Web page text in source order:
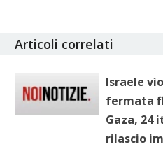
Articoli correlati
Israele
fermata
Gaza, 24
rilascio